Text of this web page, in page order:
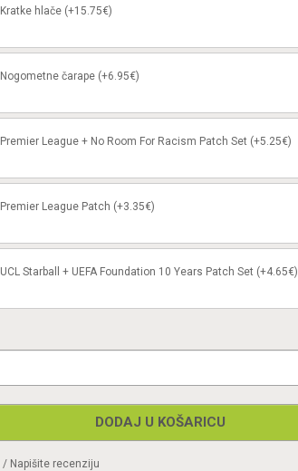
Kratke hlače (+15.75€)
Nogometne čarape (+6.95€)
Premier League + No Room For Racism Patch Set (+5.25€)
Premier League Patch (+3.35€)
UCL Starball + UEFA Foundation 10 Years Patch Set (+4.65€)
DODAJ U KOŠARICU
/ Napišite recenziju